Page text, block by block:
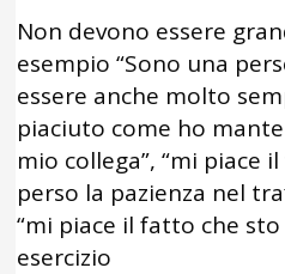
Non devono essere
esempio “Sono una
essere anche molto
piaciuto come ho
mio collega”, “mi piace
perso la pazienza nel
“mi piace il fatto che
esercizio